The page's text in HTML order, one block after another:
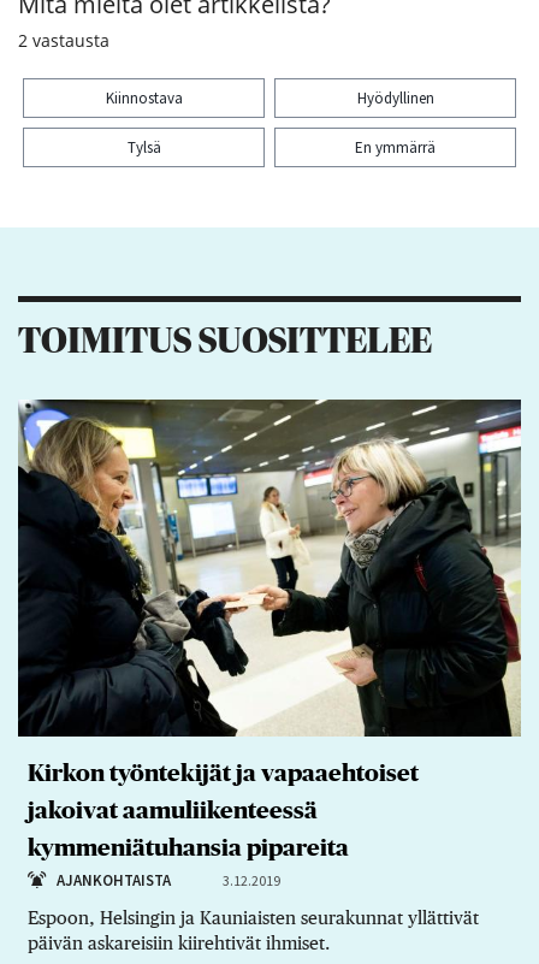
2 vastausta
Kiinnostava Hyödyllinen
Tylsä En ymmärrä
TOIMITUS SUOSITTELEE
Kirkon työntekijät ja vapaaehtoiset
jakoivat aamuliikenteessä
kymmeniätuhansia pipareita
AJANKOHTAISTA 3.12.2019
Espoon, Helsingin ja Kauniaisten seurakunnat yllättivät
päivän askareisiin kiirehtivät ihmiset.